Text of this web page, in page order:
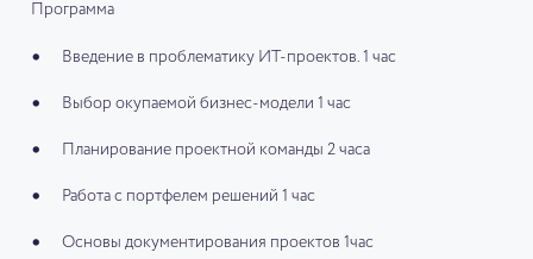
Программа
Введение в проблематику ИТ-проектов. 1 час
Выбор окупаемой бизнес-модели 1 час
Планирование проектной команды 2 часа
Работа с портфелем решений 1 час
Основы документирования проектов 1час